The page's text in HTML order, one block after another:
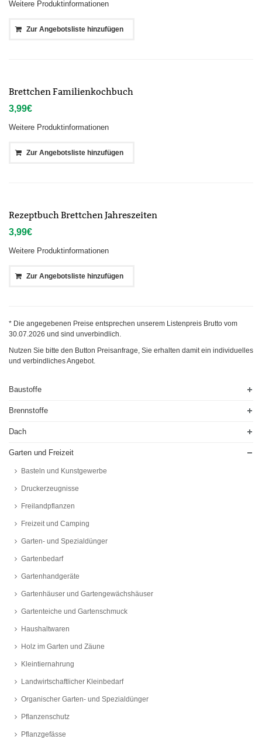
Weitere Produktinformationen
Zur Angebotsliste hinzufügen
Brettchen Familienkochbuch
3,99€
Weitere Produktinformationen
Zur Angebotsliste hinzufügen
Rezeptbuch Brettchen Jahreszeiten
3,99€
Weitere Produktinformationen
Zur Angebotsliste hinzufügen
* Die angegebenen Preise entsprechen unserem Listenpreis Brutto vom
30.07.2026 und sind unverbindlich.
Nutzen Sie bitte den Button Preisanfrage, Sie erhalten damit ein individuelles
und verbindliches Angebot.
Baustoffe
Brennstoffe
Dach
Garten und Freizeit
Basteln und Kunstgewerbe
Druckerzeugnisse
Freilandpflanzen
Freizeit und Camping
Garten- und Spezialdünger
Gartenbedarf
Gartenhandgeräte
Gartenhäuser und Gartengewächshäuser
Gartenteiche und Gartenschmuck
Haushaltwaren
Holz im Garten und Zäune
Kleintiernahrung
Landwirtschaftlicher Kleinbedarf
Organischer Garten- und Spezialdünger
Pflanzenschutz
Pflanzgefässe